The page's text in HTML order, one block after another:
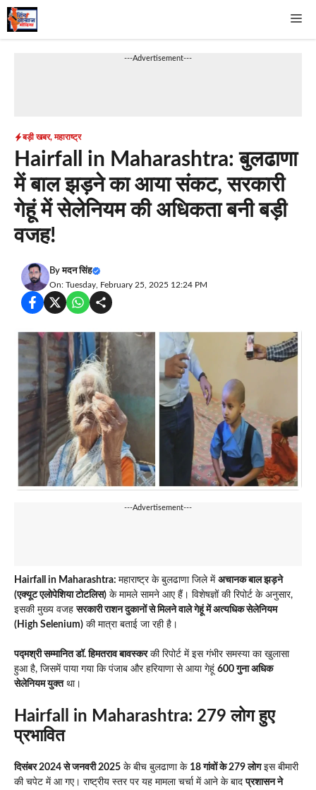
Skip
to
---Advertisement---
बड़ी खबर,महाराष्ट्र
Hairfall in Maharashtra: बुलढाणा
में बाल झड़ने का आया संकट, सरकारी
गेहूं में सेलेनियम की अधिकता बनी बड़ी
वजह!
Byमदन सिंह
On: Tuesday, February 25, 2025 12:24 PM
---Advertisement---
Hairfall in Maharashtra: महाराष्ट्र के बुलढाणा जिले में अचानक बाल झड़ने
(एक्यूट एलोपेशिया टोटलिस) के मामले सामने आए हैं। विशेषज्ञों की रिपोर्ट के अनुसार,
इसकी मुख्य वजहसरकारी राशन दुकानों से मिलने वाले गेहूं में अत्यधिक सेलेनियम
(High Selenium) की मात्रा बताई जा रही है।
पद्मश्री सम्मानित डॉ. हिमतराव बावस्करकी रिपोर्ट में इस गंभीर समस्या का खुलासा
हुआ है, जिसमें पाया गया कि पंजाब और हरियाणा से आया गेहूं 600 गुना अधिक
सेलेनियम युक्तथा।
Hairfall in Maharashtra: 279 लोग हुए
प्रभावित
दिसंबर 2024 से जनवरी 2025 के बीच बुलढाणा के 18 गांवों के 279 लोगइस बीमारी
की चपेट में आ गए। राष्ट्रीय स्तर पर यह मामला चर्चा में आने के बादप्रशासन ने